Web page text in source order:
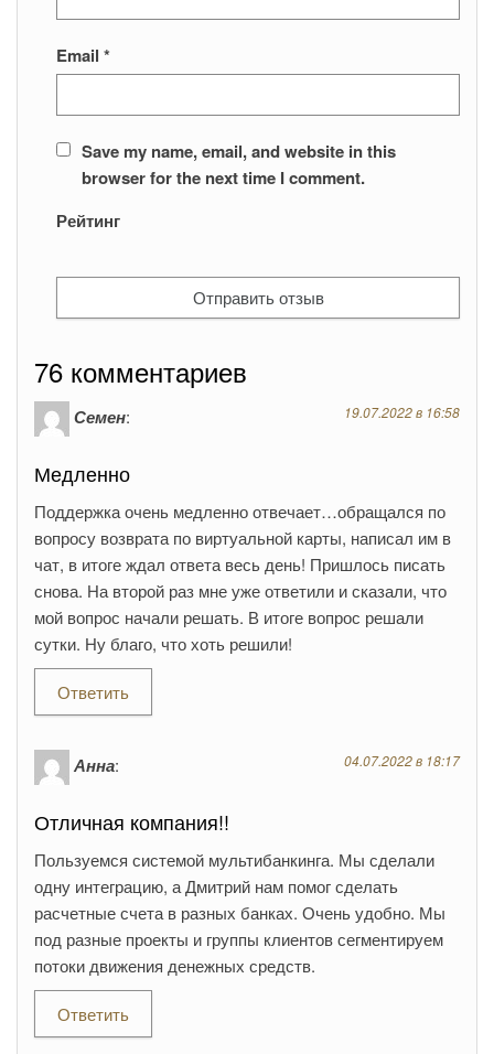
Email *
Save my name, email, and website in this
browser for the next time I comment.
Рейтинг
76 комментариев
Семен: 19.07.2022 в 16:58
Медленно
Поддержка очень медленно отвечает…обращался по
вопросу возврата по виртуальной карты, написал им в
чат, в итоге ждал ответа весь день! Пришлось писать
снова. На второй раз мне уже ответили и сказали, что
мой вопрос начали решать. В итоге вопрос решали
сутки. Ну благо, что хоть решили!
Ответить
Анна: 04.07.2022 в 18:17
Отличная компания!!
Пользуемся системой мультибанкинга. Мы сделали
одну интеграцию, а Дмитрий нам помог сделать
расчетные счета в разных банках. Очень удобно. Мы
под разные проекты и группы клиентов сегментируем
потоки движения денежных средств.
Ответить